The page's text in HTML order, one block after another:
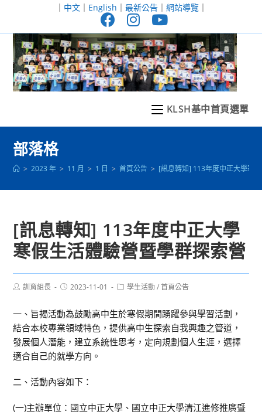
至
｜ 中文｜ English ｜ 最新公告｜ 網站導覽｜
KLSH基中首頁選單
部落格
> 2023 年 > 11 月 > 1 日 > 首頁公告 > [訊息轉知] 113年度中正大學寒
[訊息轉知] 113年度中正大學
寒假生活體驗營暨學群探索營
Post訓育組長
Post2023-11-01
Post學生活動 / 首頁公告
一、旨揭活動為鼓勵高中生於寒假期間踴躍參與學習活劃，
結合本校專業領域特色，提供高中生探索自我興趣之管道，
發展個人潛能，建立系統性思考，定向規劃個人生涯，選擇
適合自己的就學方向。
二、活動內容如下：
(一)主辦單位：國立中正大學、國立中正大學清江進修推廣暨